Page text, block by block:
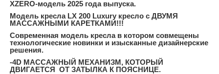
XZERO-модель 2025 года выпуска.
Модель кресла LX 200 Luxury кресло с ДВУМЯ
МАССАЖНЫМИ КАРЕТКАМИ!!!
Современная модель кресла в котором совмещены
технологические новинки и изысканные дизайнерские
решения.
-4D МАССАЖНЫЙ МЕХАНИЗМ, КОТОРЫЙ
ДВИГАЕТСЯ ОТ ЗАТЫЛКА К ПОЯСНИЦЕ.